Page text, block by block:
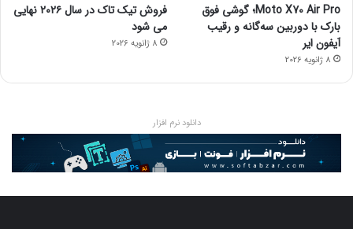
Moto X70 Air Pro؛ گوشی فوق
بارک با دوربین سه‌گانه و رقیب
آیفون ایر
8 ژانویه 2026
فروش تیک تاک در سال ۲۰۲۶ نهایی
می شود
8 ژانویه 2026
دانلود نرم افزار